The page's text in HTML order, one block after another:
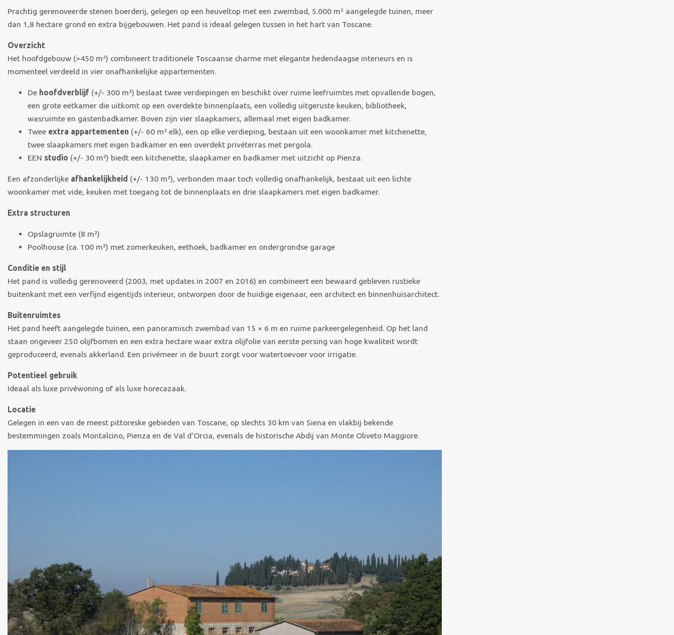
Prachtig gerenoveerde stenen boerderij, gelegen op een heuveltop met een zwembad, 5.000 m² aangelegde tuinen, meer
dan 1,8 hectare grond en extra bijgebouwen. Het pand is ideaal gelegen tussen in het hart van Toscane.
Overzicht
Het hoofdgebouw (>450 m²) combineert traditionele Toscaanse charme met elegante hedendaagse interieurs en is
momenteel verdeeld in vier onafhankelijke appartementen.
De hoofdverblijf (+/- 300 m²) beslaat twee verdiepingen en beschikt over ruime leefruimtes met opvallende bogen,
een grote eetkamer die uitkomt op een overdekte binnenplaats, een volledig uitgeruste keuken, bibliotheek,
wasruimte en gastenbadkamer. Boven zijn vier slaapkamers, allemaal met eigen badkamer.
Twee extra appartementen (+/- 60 m² elk), een op elke verdieping, bestaan uit een woonkamer met kitchenette,
twee slaapkamers met eigen badkamer en een overdekt privéterras met pergola.
EEN studio (+/- 30 m²) biedt een kitchenette, slaapkamer en badkamer met uitzicht op Pienza.
Een afzonderlijke afhankelijkheid (+/- 130 m²), verbonden maar toch volledig onafhankelijk, bestaat uit een lichte
woonkamer met vide, keuken met toegang tot de binnenplaats en drie slaapkamers met eigen badkamer.
Extra structuren
Opslagruimte (8 m²)
Poolhouse (ca. 100 m²) met zomerkeuken, eethoek, badkamer en ondergrondse garage
Conditie en stijl
Het pand is volledig gerenoveerd (2003, met updates in 2007 en 2016) en combineert een bewaard gebleven rustieke
buitenkant met een verfijnd eigentijds interieur, ontworpen door de huidige eigenaar, een architect en binnenhuisarchitect.
Buitenruimtes
Het pand heeft aangelegde tuinen, een panoramisch zwembad van 15 × 6 m en ruime parkeergelegenheid. Op het land
staan ongeveer 250 olijfbomen en een extra hectare waar extra olijfolie van eerste persing van hoge kwaliteit wordt
geproduceerd, evenals akkerland. Een privémeer in de buurt zorgt voor watertoevoer voor irrigatie.
Potentieel gebruik
Ideaal als luxe privéwoning of als luxe horecazaak.
Locatie
Gelegen in een van de meest pittoreske gebieden van Toscane, op slechts 30 km van Siena en vlakbij bekende
bestemmingen zoals Montalcino, Pienza en de Val d'Orcia, evenals de historische Abdij van Monte Oliveto Maggiore.